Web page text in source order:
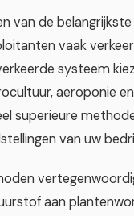
van de
vaak
systeem
aeroponie
superieure
van uw
aan